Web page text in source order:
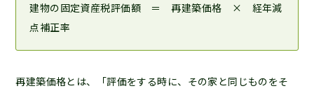
建物の固定資産税評価額 ＝ 再建築価格 × 経年減
点補正率
再建築価格とは、「評価をする時に、その家と同じものをそ